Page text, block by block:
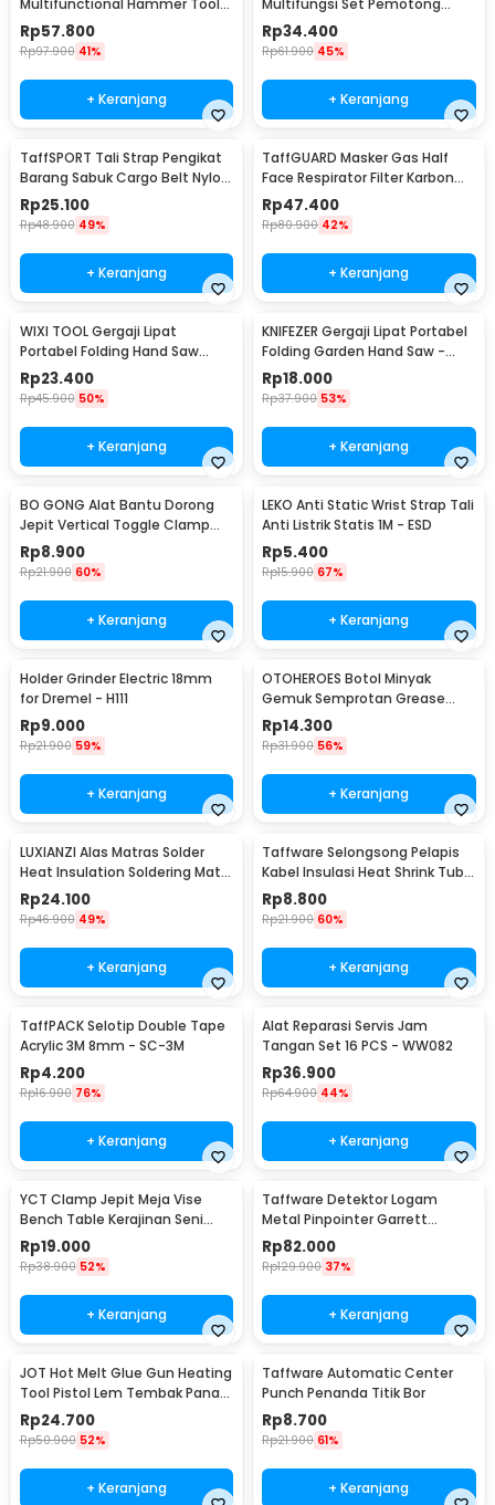
for Camping Survival - WL-
9003
Rp57.800
Rp97.900 41%
+ Keranjang
Kayu Besi
Rp34.400
Rp61.900 45%
+ Keranjang
TaffSPORT Tali Strap Pengikat
Barang Sabuk Cargo Belt Nylon
5M - XR2
Rp25.100
Rp48.900 49%
+ Keranjang
TaffGUARD Masker Gas Half
Face Respirator Filter Karbon
Aktif KN95 - 6200
Rp47.400
Rp80.900 42%
+ Keranjang
WIXI TOOL Gergaji Lipat
Portabel Folding Hand Saw
39cm - JSZ-002
Rp23.400
Rp45.900 50%
+ Keranjang
KNIFEZER Gergaji Lipat Portabel
Folding Garden Hand Saw -
LA145
Rp18.000
Rp37.900 53%
+ Keranjang
BO GONG Alat Bantu Dorong
Jepit Vertical Toggle Clamp
Hold Down Handle - GH-13009
Rp8.900
Rp21.900 60%
+ Keranjang
LEKO Anti Static Wrist Strap Tali
Anti Listrik Statis 1M - ESD
Rp5.400
Rp15.900 67%
+ Keranjang
Holder Grinder Electric 18mm
for Dremel - H111
Rp9.000
Rp21.900 59%
+ Keranjang
OTOHEROES Botol Minyak
Gemuk Semprotan Grease
Gun 250ml - Q001
Rp14.300
Rp31.900 56%
+ Keranjang
LUXIANZI Alas Matras Solder
Heat Insulation Soldering Mat
340x230mm - S-120B
Rp24.100
Rp46.900 49%
+ Keranjang
Taffware Selongsong Pelapis
Kabel Insulasi Heat Shrink Tube
127 PCS - RSG-AHZ
Rp8.800
Rp21.900 60%
+ Keranjang
TaffPACK Selotip Double Tape
Acrylic 3M 8mm - SC-3M
Rp4.200
Rp16.900 76%
+ Keranjang
Alat Reparasi Servis Jam
Tangan Set 16 PCS - WW082
Rp36.900
Rp64.900 44%
+ Keranjang
YCT Clamp Jepit Meja Vise
Bench Table Kerajinan Seni
Perhiasan 25mm - QST
Rp19.000
Rp38.900 52%
+ Keranjang
Taffware Detektor Logam
Metal Pinpointer Garrett
Waterproof - 1166000
Rp82.000
Rp129.900 37%
+ Keranjang
JOT Hot Melt Glue Gun Heating
Tool Pistol Lem Tembak Panas
20W - QT-302
Rp24.700
Rp50.900 52%
+ Keranjang
Taffware Automatic Center
Punch Penanda Titik Bor
Rp8.700
Rp21.900 61%
+ Keranjang